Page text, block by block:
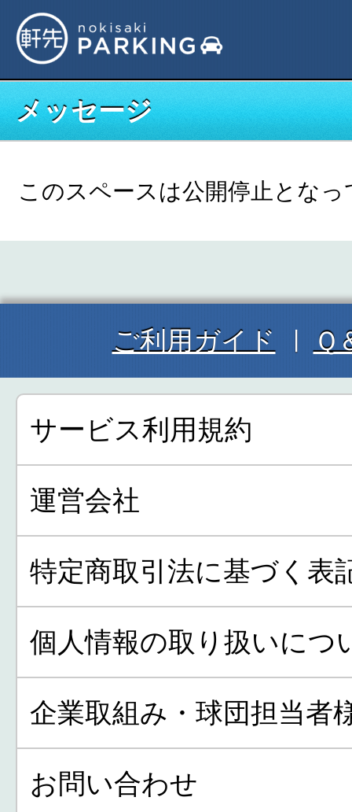
メッセージ
このスペースは公開停止とな
ご利用ガイド Ｑ
サービス利用規約
運営会社
特定商取引法に基づく表
個人情報の取り扱いにつ
企業取組み・球団担当者
お問い合わせ